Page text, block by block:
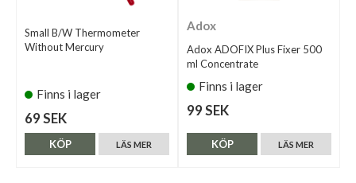
Small B/W Thermometer
Without Mercury
Finns i lager
69 SEK
LÄS MER
KÖP
Adox
Adox ADOFIX Plus Fixer 500
ml Concentrate
Finns i lager
99 SEK
LÄS MER
KÖP